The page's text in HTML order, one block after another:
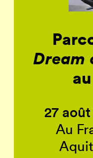
Dream
27
Au